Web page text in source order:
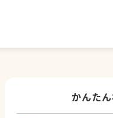
かんた